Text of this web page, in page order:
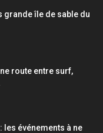
grande île de sable du
route entre surf,
les événements à ne